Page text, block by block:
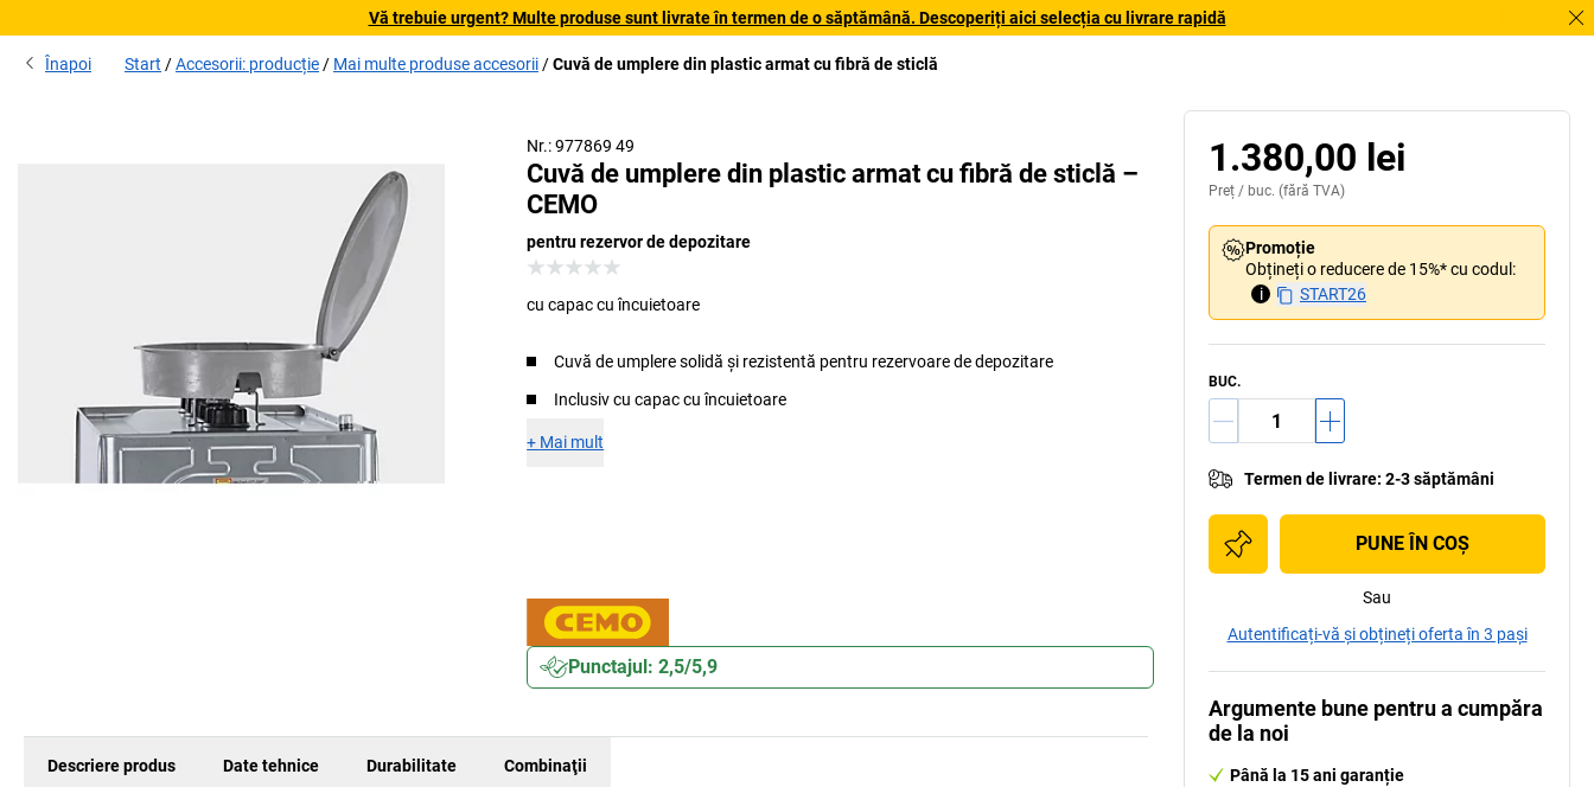
Vă trebuie urgent? Multe produse sunt livrate în termen de o săptămână. Descoperiți aici selecția cu livrare rapidă
Înapoi Start Accesorii: producție Mai multe produse accesorii Cuvă de umplere din plastic armat cu fibră de sticlă
Nr.: 977869 49
Cuvă de umplere din plastic armat cu fibră de sticlă –
CEMO
pentru rezervor de depozitare
cu capac cu încuietoare
Cuvă de umplere solidă și rezistentă pentru rezervoare de depozitare
Inclusiv cu capac cu încuietoare
+ Mai mult
Punctajul: 2,5/5,9
Descriere produs Date tehnice Durabilitate Combinaţii
1.380,00 lei
Preț / buc. (fără TVA)
Promoție
Obțineți o reducere de 15%* cu codul:
i
START26
BUC.
Termen de livrare: 2-3 săptămâni
PUNE ÎN COŞ
Sau
Autentificați-vă și obțineți oferta în 3 pași
Argumente bune pentru a cumpăra
de la noi
Până la 15 ani garanție